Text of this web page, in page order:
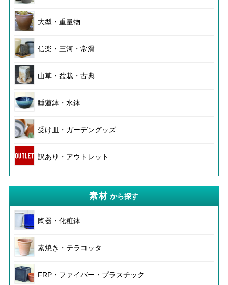
大型・重量物
信楽・三河・常滑
山草・盆栽・古典
睡蓮鉢・水鉢
受け皿・ガーデングッズ
訳あり・アウトレット
素材 から探す
陶器・化粧鉢
素焼き・テラコッタ
FRP・ファイバー・プラスチック